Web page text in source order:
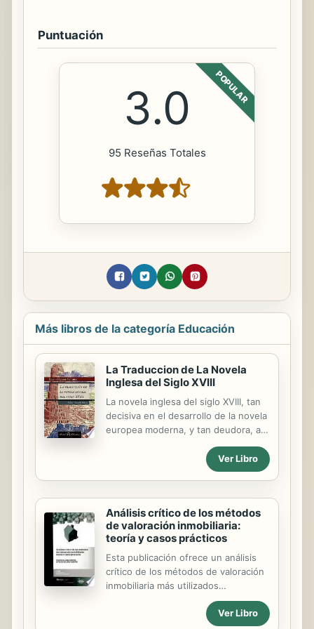
Puntuación
POPULAR
3.0
95 Reseñas Totales
Más libros de la categoría Educación
La Traduccion de La Novela
Inglesa del Siglo XVIII
La novela inglesa del siglo XVIII, tan
decisiva en el desarrollo de la novela
europea moderna, y tan deudora, a
ficcion mas inmortal -el Quijote- fue
introducida y avalada en el resto de
francesa del setecientos. Cuando
languidecia la novela espanola,
fueron la ficcion narrativa francesa e
inglesa, fundamentalmente, las que
acudieron a alimentar el espiritu
aventurero e idealista de los lectores
de entonces. Se ofrece aqui un
traducciones de obras de ficcion
inglesas del XVIII vertidas al
Ver Libro
Análisis crítico de los métodos
de valoración inmobiliaria:
teoría y casos prácticos
Esta publicación ofrece un análisis
crítico de los métodos de valoración
inmobiliaria más utilizados
propuestos por la legislación
vigente, sin perder de vista laVer Libro